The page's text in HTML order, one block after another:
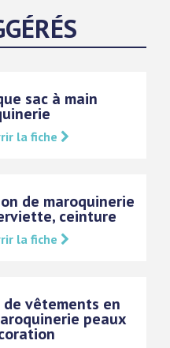
sac à main
la fiche
de maroquinerie
ceinture
la fiche
vêtements en
peaux